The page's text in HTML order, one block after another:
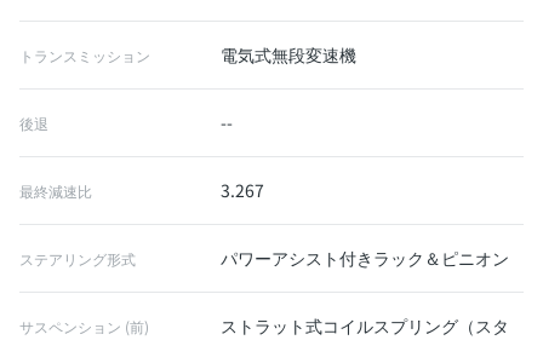
トランスミッション 電気式無段変速機
後退 --
最終減速比 3.267
ステアリング形式 パワーアシスト付きラック＆ピニオン
サスペンション (前)
ストラット式コイルスプリング（スタ